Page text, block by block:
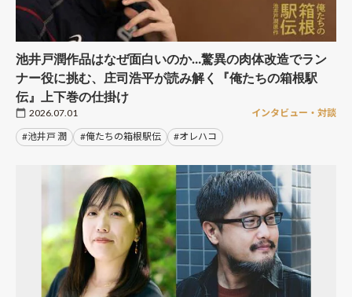
池井戸潤作品はなぜ面白いのか…驚異の肉体改造でラン
ナー役に挑む、庄司浩平が読み解く『俺たちの箱根駅
伝』上下巻の仕掛け
2026.07.01 インタビュー・対談
#池井戸 潤 #俺たちの箱根駅伝 #オレハコ